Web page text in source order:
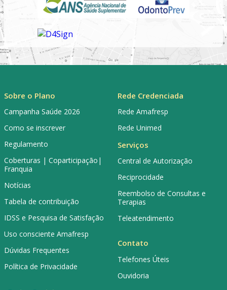
Sobre o Plano
Campanha Saúde 2026
Como se inscrever
Regulamento
Coberturas | Coparticipação|
Franquia
Notícias
Tabela de contribuição
IDSS e Pesquisa de Satisfação
Uso consciente Amafresp
Dúvidas Frequentes
Política de Privacidade
Rede Credenciada
Rede Amafresp
Rede Unimed
Serviços
Central de Autorização
Reciprocidade
Reembolso de Consultas e
Terapias
Teleatendimento
Contato
Telefones Úteis
Ouvidoria